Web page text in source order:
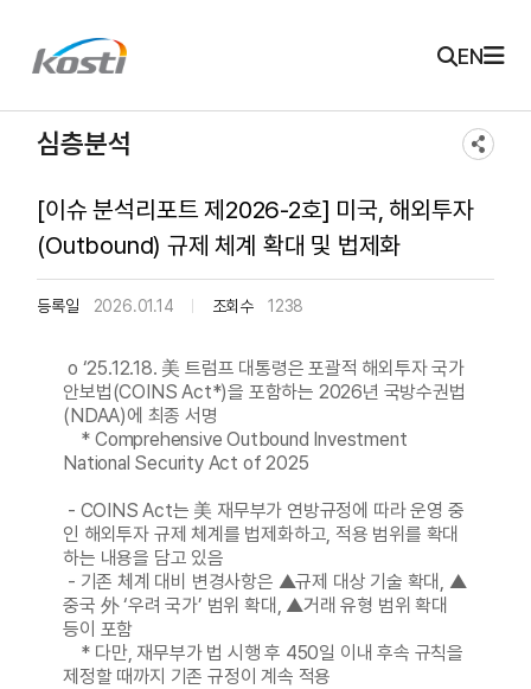
KOSTI 메인 페이지로 이동 EN
심층분석
[이슈 분석리포트 제2026-2호] 미국, 해외투자
(Outbound) 규제 체계 확대 및 법제화
등록일 2026.01.14 조회수 1238
o ‘25.12.18. 美 트럼프 대통령은 포괄적 해외투자 국가
안보법(COINS Act*)을 포함하는 2026년 국방수권법
(NDAA)에 최종 서명
* Comprehensive Outbound Investment
National Security Act of 2025
- COINS Act는 美 재무부가 연방규정에 따라 운영 중
인 해외투자 규제 체계를 법제화하고, 적용 범위를 확대
하는 내용을 담고 있음
- 기존 체계 대비 변경사항은 ▲규제 대상 기술 확대, ▲
중국 外 ‘우려 국가’ 범위 확대, ▲거래 유형 범위 확대
등이 포함
* 다만, 재무부가 법 시행 후 450일 이내 후속 규칙을
제정할 때까지 기존 규정이 계속 적용